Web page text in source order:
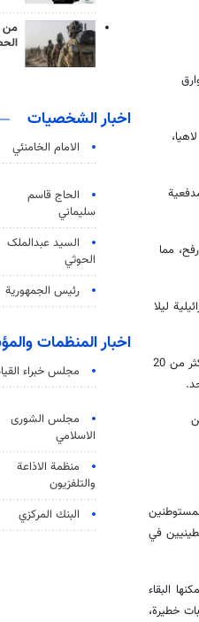
مما
ليلا
وصرحت المصادر أن قصفا إسرائيليا استهدف منزلا في منطقة الصفطاوي شمالي القطاع أسفر عن 16 شهيدا وأكثر من 20
في
البقاء
خطيرة،
من
اخبار الشخصيات
الامام الخامنئي
الحاج قاسم
سليماني
السید عبدالملک
الحوثي
رئيس الجمهورية
اخبار المنظمات
مجلس خبراء
مجلس الشورى
الاسلامي
منظمة الاذاعة
والتلفزیون
البنك المركزي